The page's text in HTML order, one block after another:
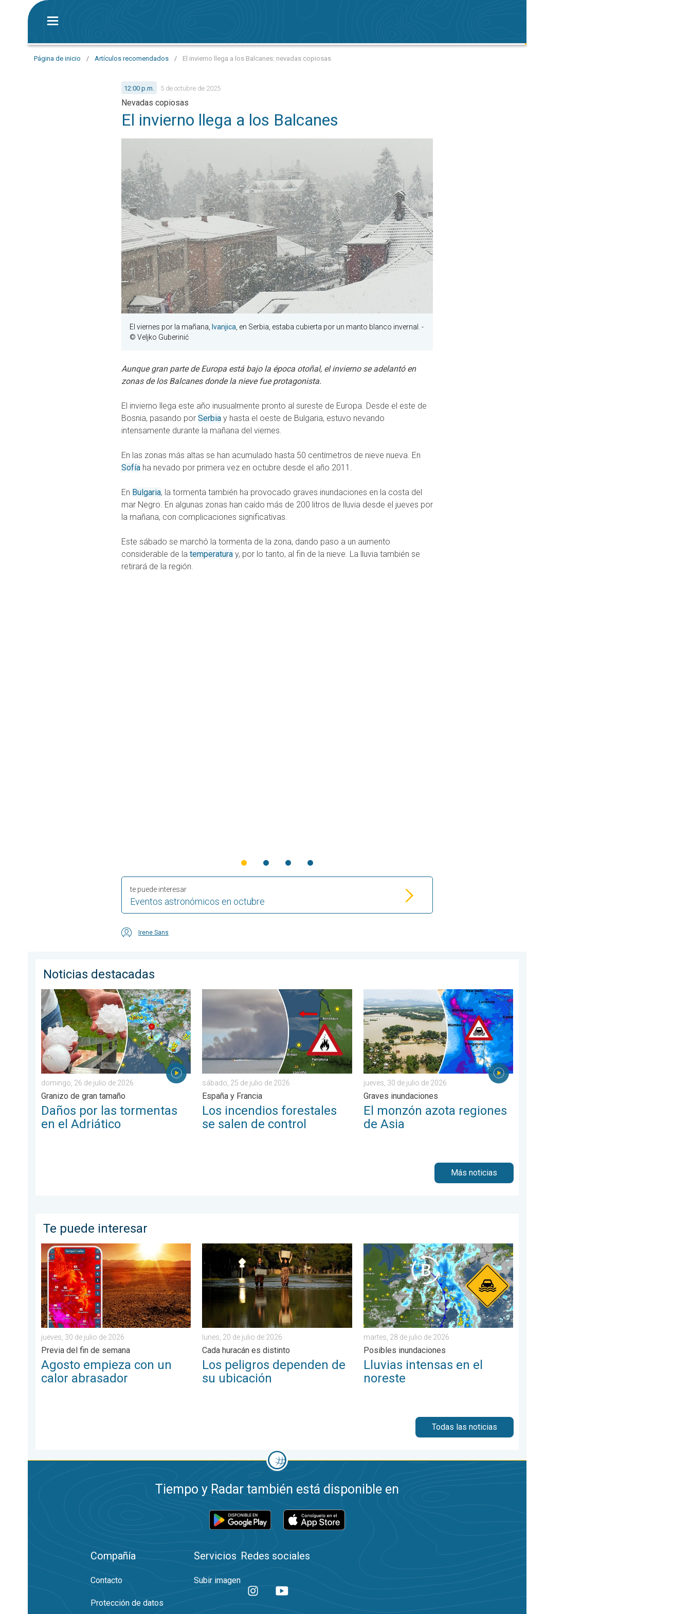
Página de inicio / Artículos recomendados / El invierno llega a los Balcanes: nevadas copiosas
12:00 p.m. 5 de octubre de 2025
Nevadas copiosas
El invierno llega a los Balcanes
El viernes por la mañana, Ivanjica, en Serbia, estaba cubierta por un manto blanco invernal. -
© Veljko Guberinić
Aunque gran parte de Europa está bajo la época otoñal, el invierno se adelantó en
zonas de los Balcanes donde la nieve fue protagonista.
El invierno llega este año inusualmente pronto al sureste de Europa. Desde el este de
Bosnia, pasando por Serbia y hasta el oeste de Bulgaria, estuvo nevando
intensamente durante la mañana del viernes.
En las zonas más altas se han acumulado hasta 50 centímetros de nieve nueva. En
Sofía ha nevado por primera vez en octubre desde el año 2011.
En Bulgaria, la tormenta también ha provocado graves inundaciones en la costa del
mar Negro. En algunas zonas han caído más de 200 litros de lluvia desde el jueves por
la mañana, con complicaciones significativas.
Este sábado se marchó la tormenta de la zona, dando paso a un aumento
considerable de la temperatura y, por lo tanto, al fin de la nieve. La lluvia también se
retirará de la región.
Eventos astronómicos en octubre
te puede interesar
Irene Sans
Noticias destacadas
Daños por las tormentas en el Adriático. Granizo de gran tamaño. . . domingo, 26 de julio de 2026
domingo, 26 de julio de 2026
Granizo de gran tamaño
Daños por las tormentas
en el Adriático
Los incendios forestales se salen de control. España y Francia. . . sábado, 25 de julio de 2026
sábado, 25 de julio de 2026
España y Francia
Los incendios forestales
se salen de control
El monzón azota regiones de Asia. Graves inundaciones. . . jueves, 30 de julio de 2026
jueves, 30 de julio de 2026
Graves inundaciones
El monzón azota regiones
de Asia
Más noticias
Te puede interesar
Agosto empieza con un calor abrasador. Previa del fin de semana. . . jueves, 30 de julio de 2026
jueves, 30 de julio de 2026
Previa del fin de semana
Agosto empieza con un
calor abrasador
Los peligros dependen de su ubicación. Cada huracán es distinto. . . lunes, 20 de julio de 2026
lunes, 20 de julio de 2026
Cada huracán es distinto
Los peligros dependen de
su ubicación
Lluvias intensas en el noreste. Posibles inundaciones. . . martes, 28 de julio de 2026
martes, 28 de julio de 2026
Posibles inundaciones
Lluvias intensas en el
noreste
Todas las noticias
Tiempo y Radar también está disponible en
Compañía
Contacto
Protección de datos
Servicios
Subir imagen
Redes sociales